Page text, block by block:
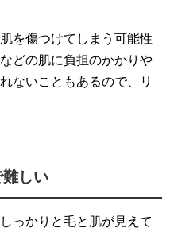
を傷つけてしまう可能性
どの肌に負担のかかりや
ないこともあるので、リ
しい
っかりと毛と肌が見えて